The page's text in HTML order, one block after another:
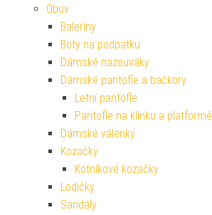
Obuv
Baleríny
Boty na podpatku
Dámské nazouváky
Dámské pantofle a bačkory
Letní pantofle
Pantofle na klínku a platformě
Dámské válenky
Kozačky
Kotníkové kozačky
Lodičky
Sandály